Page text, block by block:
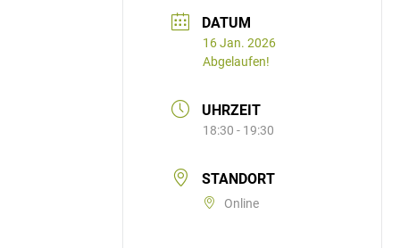
DATUM
16 Jan. 2026
Abgelaufen!
UHRZEIT
18:30 - 19:30
STANDORT
Online